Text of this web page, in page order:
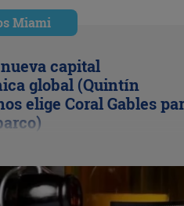
Miami
capital
global (Quintín
elige Coral Gables